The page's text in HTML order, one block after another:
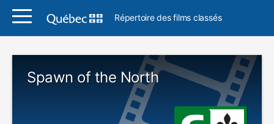
Répertoire des films classés
Spawn of the North